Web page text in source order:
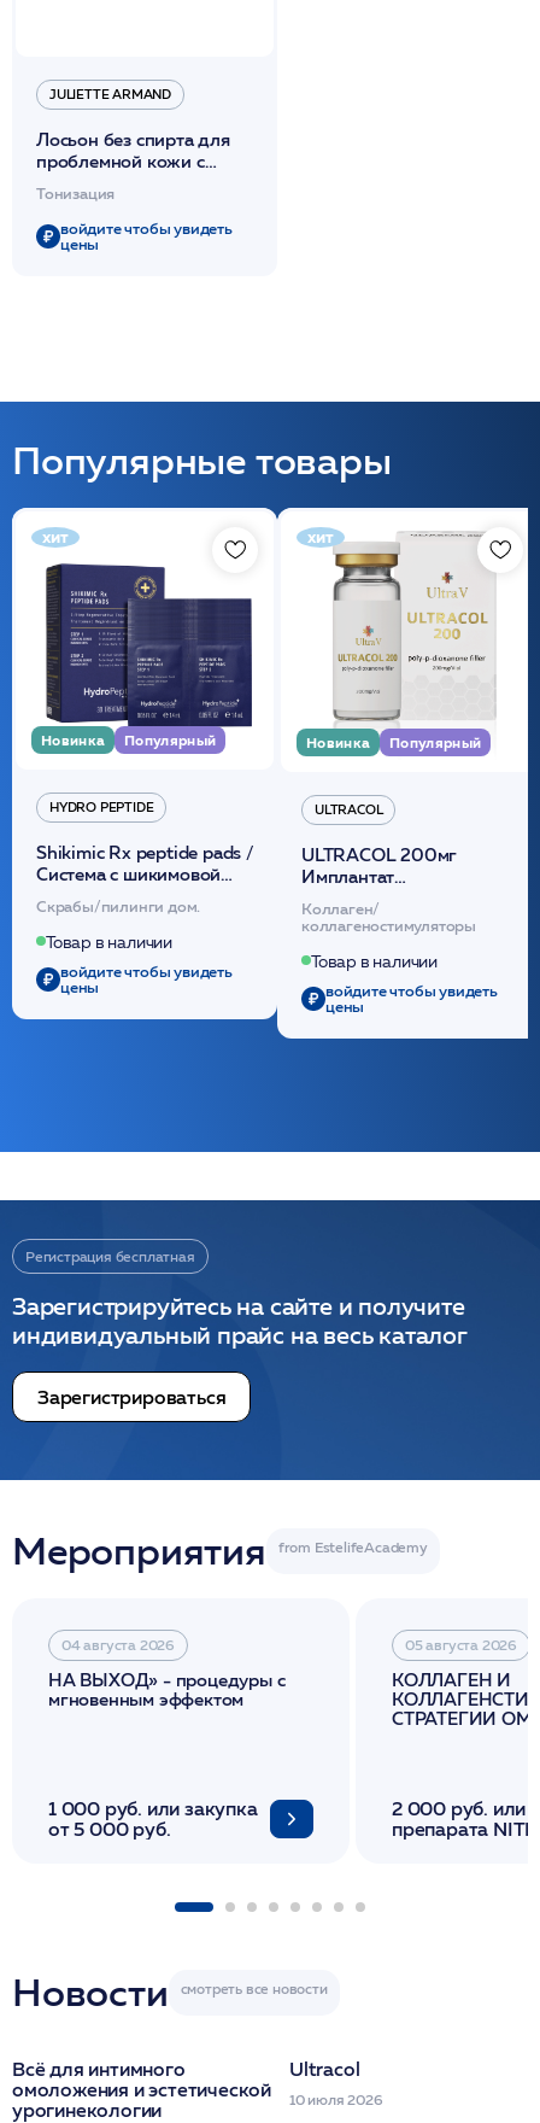
JULIETTE ARMAND
Лосьон без спирта для
проблемной кожи с
экстрактом канадского
кипрея антисептический
210мл /JA
Тонизация
войдите чтобы увидеть
цены
Популярные товары
хит
Новинка Популярный
HYDRO PEPTIDE
Shikimic Rx peptide pads /
Cистема с шикимовой
кислотой обновляющая
(30шт) /HP
Скрабы/пилинги дом.
Товар в наличии
войдите чтобы увидеть
цены
хит
Новинка Популярный
ULTRACOL
ULTRACOL 200мг
Имплантат
внутридермальный,
стерильный на основе
полидиоксанона
/ULTRACOL
Коллаген/
коллагеностимуляторы
Товар в наличии
войдите чтобы увидеть
цены
Регистрация бесплатная
Зарегистрируйтесь на сайте и получите
индивидуальный прайс на весь каталог
Зарегистрироваться
Мероприятия
04 августа 2026
НА ВЫХОД» - процедуры с
мгновенным эффектом
1 000 руб. или закупка
от 5 000 руб.
05 августа 2026
КОЛЛАГЕН И
СТРАТЕГИИ
2 000 руб. или
препарата
Новости
Всё для интимного
омоложения и эстетической
урогинекологии
Ultracol
10 июля 2026